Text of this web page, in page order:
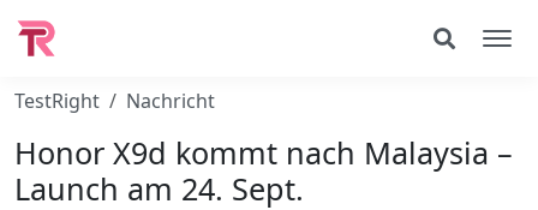
TestRight Nachricht
Honor X9d kommt nach Malaysia –
Launch am 24. Sept.